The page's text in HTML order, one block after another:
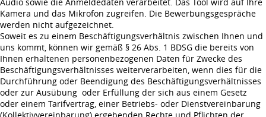
Kamera und das Mikrofon zugreifen. Die Bewerbungsgespräche
werden nicht aufgezeichnet.
Soweit es zu einem Beschäftigungsverhältnis zwischen Ihnen und
uns kommt, können wir gemäß § 26 Abs. 1 BDSG die bereits von
Ihnen erhaltenen personenbezogenen Daten für Zwecke des
Beschäftigungsverhältnisses weiterverarbeiten, wenn dies für die
Durchführung oder Beendigung des Beschäftigungsverhältnisses
oder zur Ausübung oder Erfüllung der sich aus einem Gesetz
oder einem Tarifvertrag, einer Betriebs- oder Dienstvereinbarung